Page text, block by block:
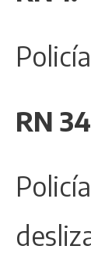
RN 34